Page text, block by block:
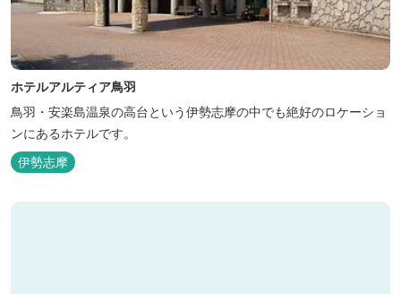
ホテルアルティア鳥羽
鳥羽・安楽島温泉の高台という伊勢志摩の中でも絶好のロケーショ
ンにあるホテルです。
伊勢志摩